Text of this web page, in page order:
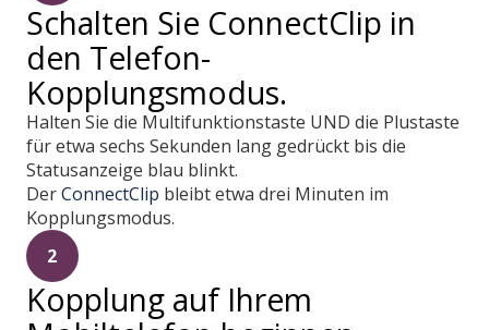
Schalten Sie ConnectClip in
den Telefon-
Kopplungsmodus.
Halten Sie die Multifunktionstaste UND die Plustaste
für etwa sechs Sekunden lang gedrückt bis die
Statusanzeige blau blinkt.
DerConnectClip bleibt etwa drei Minuten im
Kopplungsmodus.
2
Kopplung auf Ihrem